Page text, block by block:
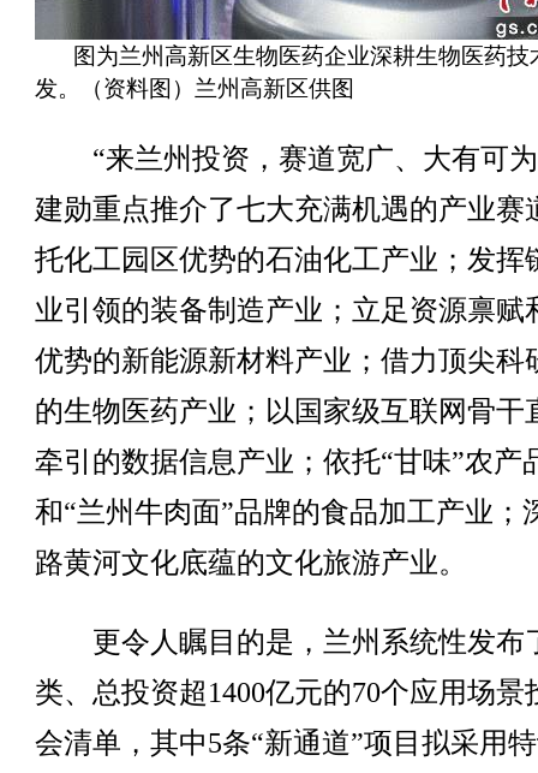
图为兰州高新区生物医药企业深耕生物医药技
发。（资料图）兰州高新区供图
“来兰州投资，赛道宽广、大有可为
建勋重点推介了七大充满机遇的产业赛
托化工园区优势的石油化工产业；发挥
业引领的装备制造产业；立足资源禀赋
优势的新能源新材料产业；借力顶尖科
的生物医药产业；以国家级互联网骨干
牵引的数据信息产业；依托“甘味”农产
和“兰州牛肉面”品牌的食品加工产业；
路黄河文化底蕴的文化旅游产业。
更令人瞩目的是，兰州系统性发布
类、总投资超1400亿元的70个应用场景
会清单，其中5条“新通道”项目拟采用